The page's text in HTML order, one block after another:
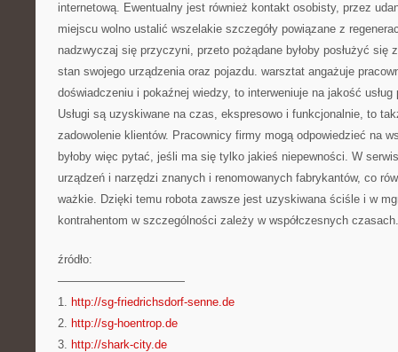
internetową. Ewentualny jest również kontakt osobisty, przez
miejscu wolno ustalić wszelakie szczegóły powiązane z
nadzwyczaj się przyczyni, przeto pożądane byłoby posłużyć się
stan swojego urządzenia oraz pojazdu. warsztat angażuje
doświadczeniu i pokaźnej wiedzy, to interweniuje na jakość
Usługi są uzyskiwane na czas, ekspresowo i funkcjonalnie, to
zadowolenie klientów. Pracownicy firmy mogą odpowiedzieć na
byłoby więc pytać, jeśli ma się tylko jakieś niepewności. W
urządzeń i narzędzi znanych i renomowanych fabrykantów, co
ważkie. Dzięki temu robota zawsze jest uzyskiwana ściśle i w
kontrahentom w szczególności zależy w współczesnych czasach.
źródło:
———————————
1. http://sg-friedrichsdorf-senne.de
2. http://sg-hoentrop.de
3. http://shark-city.de